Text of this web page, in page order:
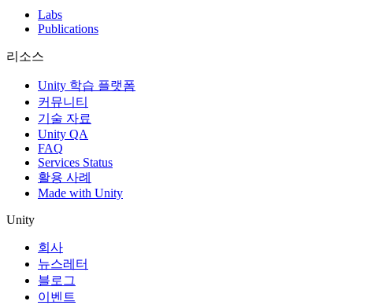
Labs
Publications
리소스
Unity 학습 플랫폼
커뮤니티
기술 자료
Unity QA
FAQ
Services Status
활용 사례
Made with Unity
Unity
회사
뉴스레터
블로그
이벤트